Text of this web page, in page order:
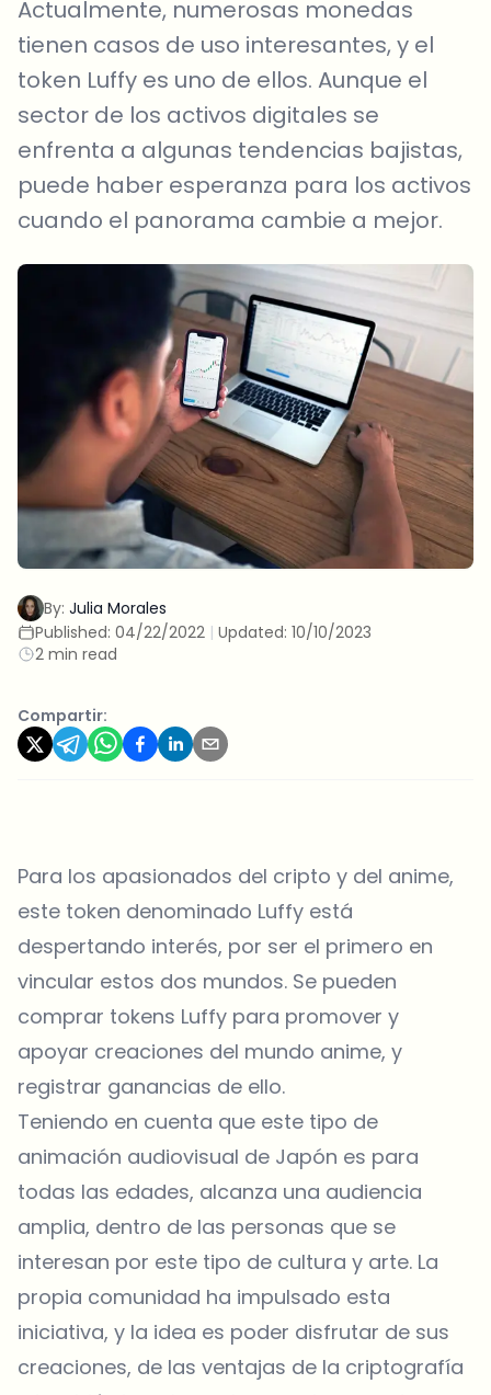
Actualmente, numerosas monedas
tienen casos de uso interesantes, y el
token Luffy es uno de ellos. Aunque el
sector de los activos digitales se
enfrenta a algunas tendencias bajistas,
puede haber esperanza para los activos
cuando el panorama cambie a mejor.
By: Julia Morales
Published: 04/22/2022 | Updated: 10/10/2023
2 min read
Compartir:
Para los apasionados del cripto y del anime,
este token denominado Luffy está
despertando interés, por ser el primero en
vincular estos dos mundos. Se pueden
comprar tokens Luffy para promover y
apoyar creaciones del mundo anime, y
registrar ganancias de ello.
Teniendo en cuenta que este tipo de
animación audiovisual de Japón es para
todas las edades, alcanza una audiencia
amplia, dentro de las personas que se
interesan por este tipo de cultura y arte. La
propia comunidad ha impulsado esta
iniciativa, y la idea es poder disfrutar de sus
creaciones, de las ventajas de la criptografía